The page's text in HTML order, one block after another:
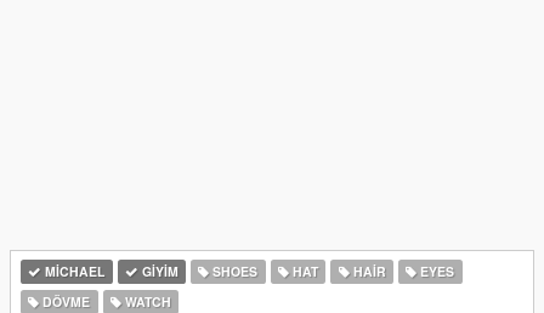
MICHAEL GIYIM SHOES HAT HAIR
EYES
DÖVME
WATCH